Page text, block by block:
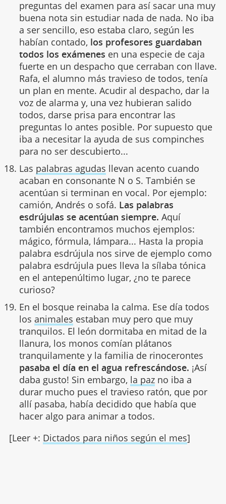
preguntas del examen para así sacar una muy
buena nota sin estudiar nada de nada. No iba
a ser sencillo, eso estaba claro, según les
habían contado, los profesores guardaban
todos los exámenes en una especie de caja
fuerte en un despacho que cerraban con llave.
Rafa, el alumno más travieso de todos, tenía
un plan en mente. Acudir al despacho, dar la
voz de alarma y, una vez hubieran salido
todos, darse prisa para encontrar las
preguntas lo antes posible. Por supuesto que
iba a necesitar la ayuda de sus compinches
para no ser descubierto...
Las palabras agudas llevan acento cuando
acaban en consonante N o S. También se
acentúan si terminan en vocal. Por ejemplo:
camión, Andrés o sofá. Las palabras
esdrújulas se acentúan siempre. Aquí
también encontramos muchos ejemplos:
mágico, fórmula, lámpara... Hasta la propia
palabra esdrújula nos sirve de ejemplo como
palabra esdrújula pues lleva la sílaba tónica
en el antepenúltimo lugar, ¿no te parece
curioso?
En el bosque reinaba la calma. Ese día todos
los animales estaban muy pero que muy
tranquilos. El león dormitaba en mitad de la
llanura, los monos comían plátanos
tranquilamente y la familia de rinocerontes
pasaba el día en el agua refrescándose. ¡Así
daba gusto! Sin embargo, la pazno iba a
durar mucho pues el travieso ratón, que por
allí pasaba, había decidido que había que
hacer algo para animar a todos.
[Leer +: Dictados para niños según el mes]